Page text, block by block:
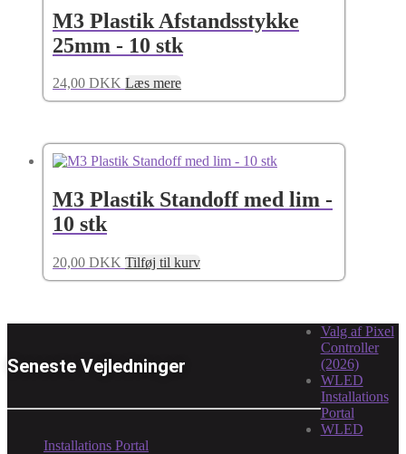
M3 Plastik Afstandsstykke
25mm - 10 stk
24,00 DKK Læs mere
M3 Plastik Standoff med lim -
10 stk
20,00 DKK Tilføj til kurv
Seneste Vejledninger
Valg af Pixel
Controller
(2026)
WLED
Installations
Portal
WLED
Installations Portal